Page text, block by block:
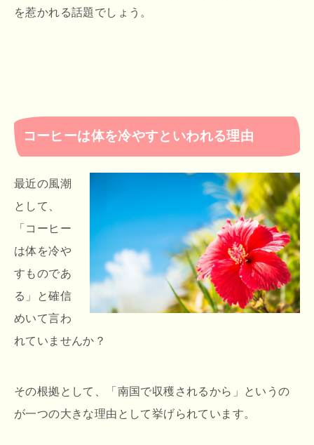
を惹かれる話題でしょう。
コーヒーは体を冷やすといわれる理由
最近の風潮
として、
「コーヒー
は体を冷や
すものであ
る」と確信
めいて言わ
れていませんか？
その根拠として、「南国で収穫されるから」というの
が一つの大きな理由として挙げられています。